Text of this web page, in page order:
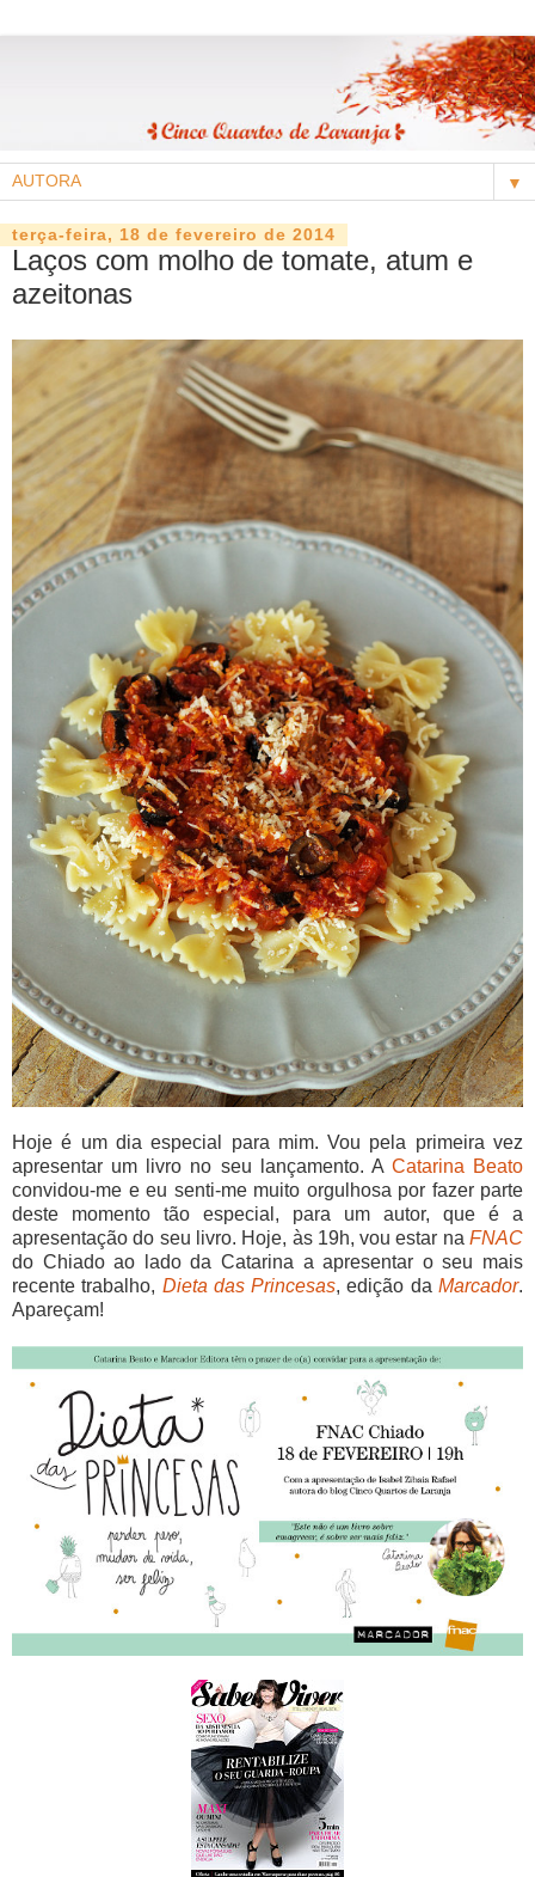
▼
terça-feira, 18 de fevereiro de 2014
Laços com molho de tomate, atum e
azeitonas
Hoje é um dia especial para mim. Vou pela primeira vez
apresentar um livro no seu lançamento. A Catarina Beato
convidou-me e eu senti-me muito orgulhosa por fazer parte
deste momento tão especial, para um autor, que é a
apresentação do seu livro. Hoje, às 19h, vou estar na FNAC
do Chiado ao lado da Catarina a apresentar o seu mais
recente trabalho, Dieta das Princesas, edição daMarcador.
Apareçam!